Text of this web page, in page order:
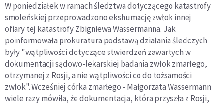
W poniedziałek w ramach śledztwa dotyczącego katastrofy
smoleńskiej przeprowadzono ekshumację zwłok innej
ofiary tej katastrofy Zbigniewa Wassermanna. Jak
poinformowała prokuratura podstawą działania śledczych
były "wątpliwości dotyczące stwierdzeń zawartych w
dokumentacji sądowo-lekarskiej badania zwłok zmarłego,
otrzymanej z Rosji, a nie wątpliwości co do tożsamości
zwłok". Wcześniej córka zmarłego - Małgorzata Wassermann
wiele razy mówiła, że dokumentacja, która przyszła z Rosji,